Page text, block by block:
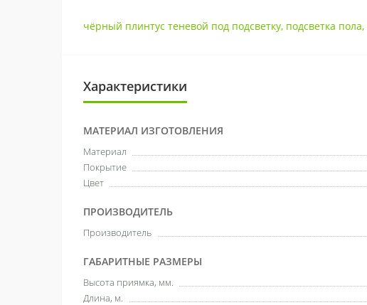
чёрный плинтус теневой под подсветку, подсветка пола,
Характеристики
МАТЕРИАЛ ИЗГОТОВЛЕНИЯ
Материал
Покрытие
Цвет
ПРОИЗВОДИТЕЛЬ
Производитель
ГАБАРИТНЫЕ РАЗМЕРЫ
Высота приямка, мм.
Длина, м.